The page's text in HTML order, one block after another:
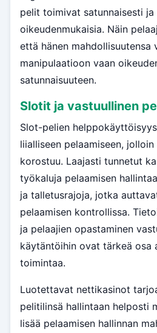
pelit toimivat satunnaisesti
oikeudenmukaisia. Näin
että hänen mahdollisuutensa
manipulaatioon vaan
satunnaisuuteen.
Slotit ja vastuullinen
Slot-pelien
liialliseen pelaamiseen,
korostuu. Laajasti tunnetut
työkaluja pelaamisen
ja talletusrajoja, jotka
pelaamisen kontrollissa.
ja pelaajien opastaminen
käytäntöihin ovat tärkeä osa
toimintaa.
Luotettavat nettikasinot
pelitilinsä hallintaan helposti
lisää pelaamisen hallinnan